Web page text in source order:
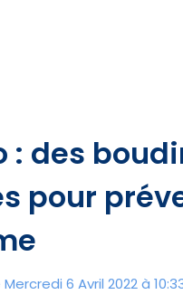
: des
pour
6 Avril 2022 à